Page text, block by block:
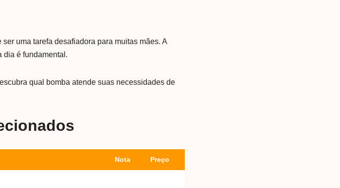
uma tarefa desafiadora para muitas mães. A
dia é fundamental.
qual bomba atende suas necessidades de
Nota Preço